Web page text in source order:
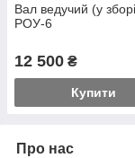
Вал ведучий (у
РОУ-6
12 500 ₴
Купити
Про нас